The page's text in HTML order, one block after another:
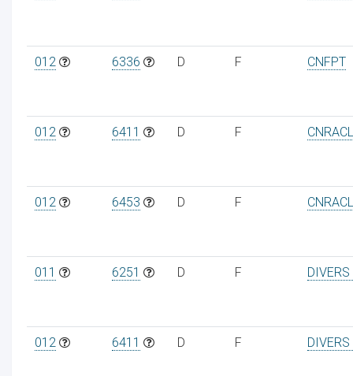
012 6336 D F CNFPT
012 6411 D F CNRACL
012 6453 D F CNRACL
011 6251 D F
012 6411 D F